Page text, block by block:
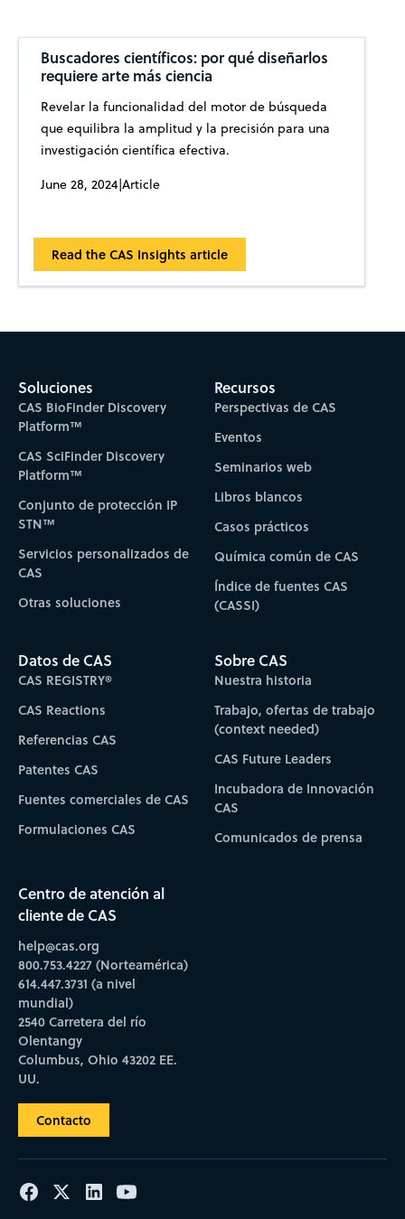
Buscadores científicos: por qué diseñarlos
requiere arte más ciencia
Revelar la funcionalidad del motor de búsqueda
que equilibra la amplitud y la precisión para una
investigación científica efectiva.
June 28, 2024|Article
Read the CAS Insights article
Soluciones
CAS BioFinder Discovery
Platform™
CAS SciFinder Discovery
Platform™
Conjunto de protección IP
STN™
Servicios personalizados de
CAS
Otras soluciones
Recursos
Perspectivas de CAS
Eventos
Seminarios web
Libros blancos
Casos prácticos
Química común de CAS
Índice de fuentes CAS
(CASSI)
Datos de CAS
CAS REGISTRY®
CAS Reactions
Referencias CAS
Patentes CAS
Fuentes comerciales de CAS
Formulaciones CAS
Sobre CAS
Nuestra historia
Trabajo, ofertas de trabajo
(context needed)
CAS Future Leaders
Incubadora de Innovación
CAS
Comunicados de prensa
Centro de atención al
cliente de CAS
help@cas.org
800.753.4227 (Norteamérica)
614.447.3731 (a nivel
mundial)
2540 Carretera del río
Olentangy
Columbus, Ohio 43202 EE.
UU.
Contacto